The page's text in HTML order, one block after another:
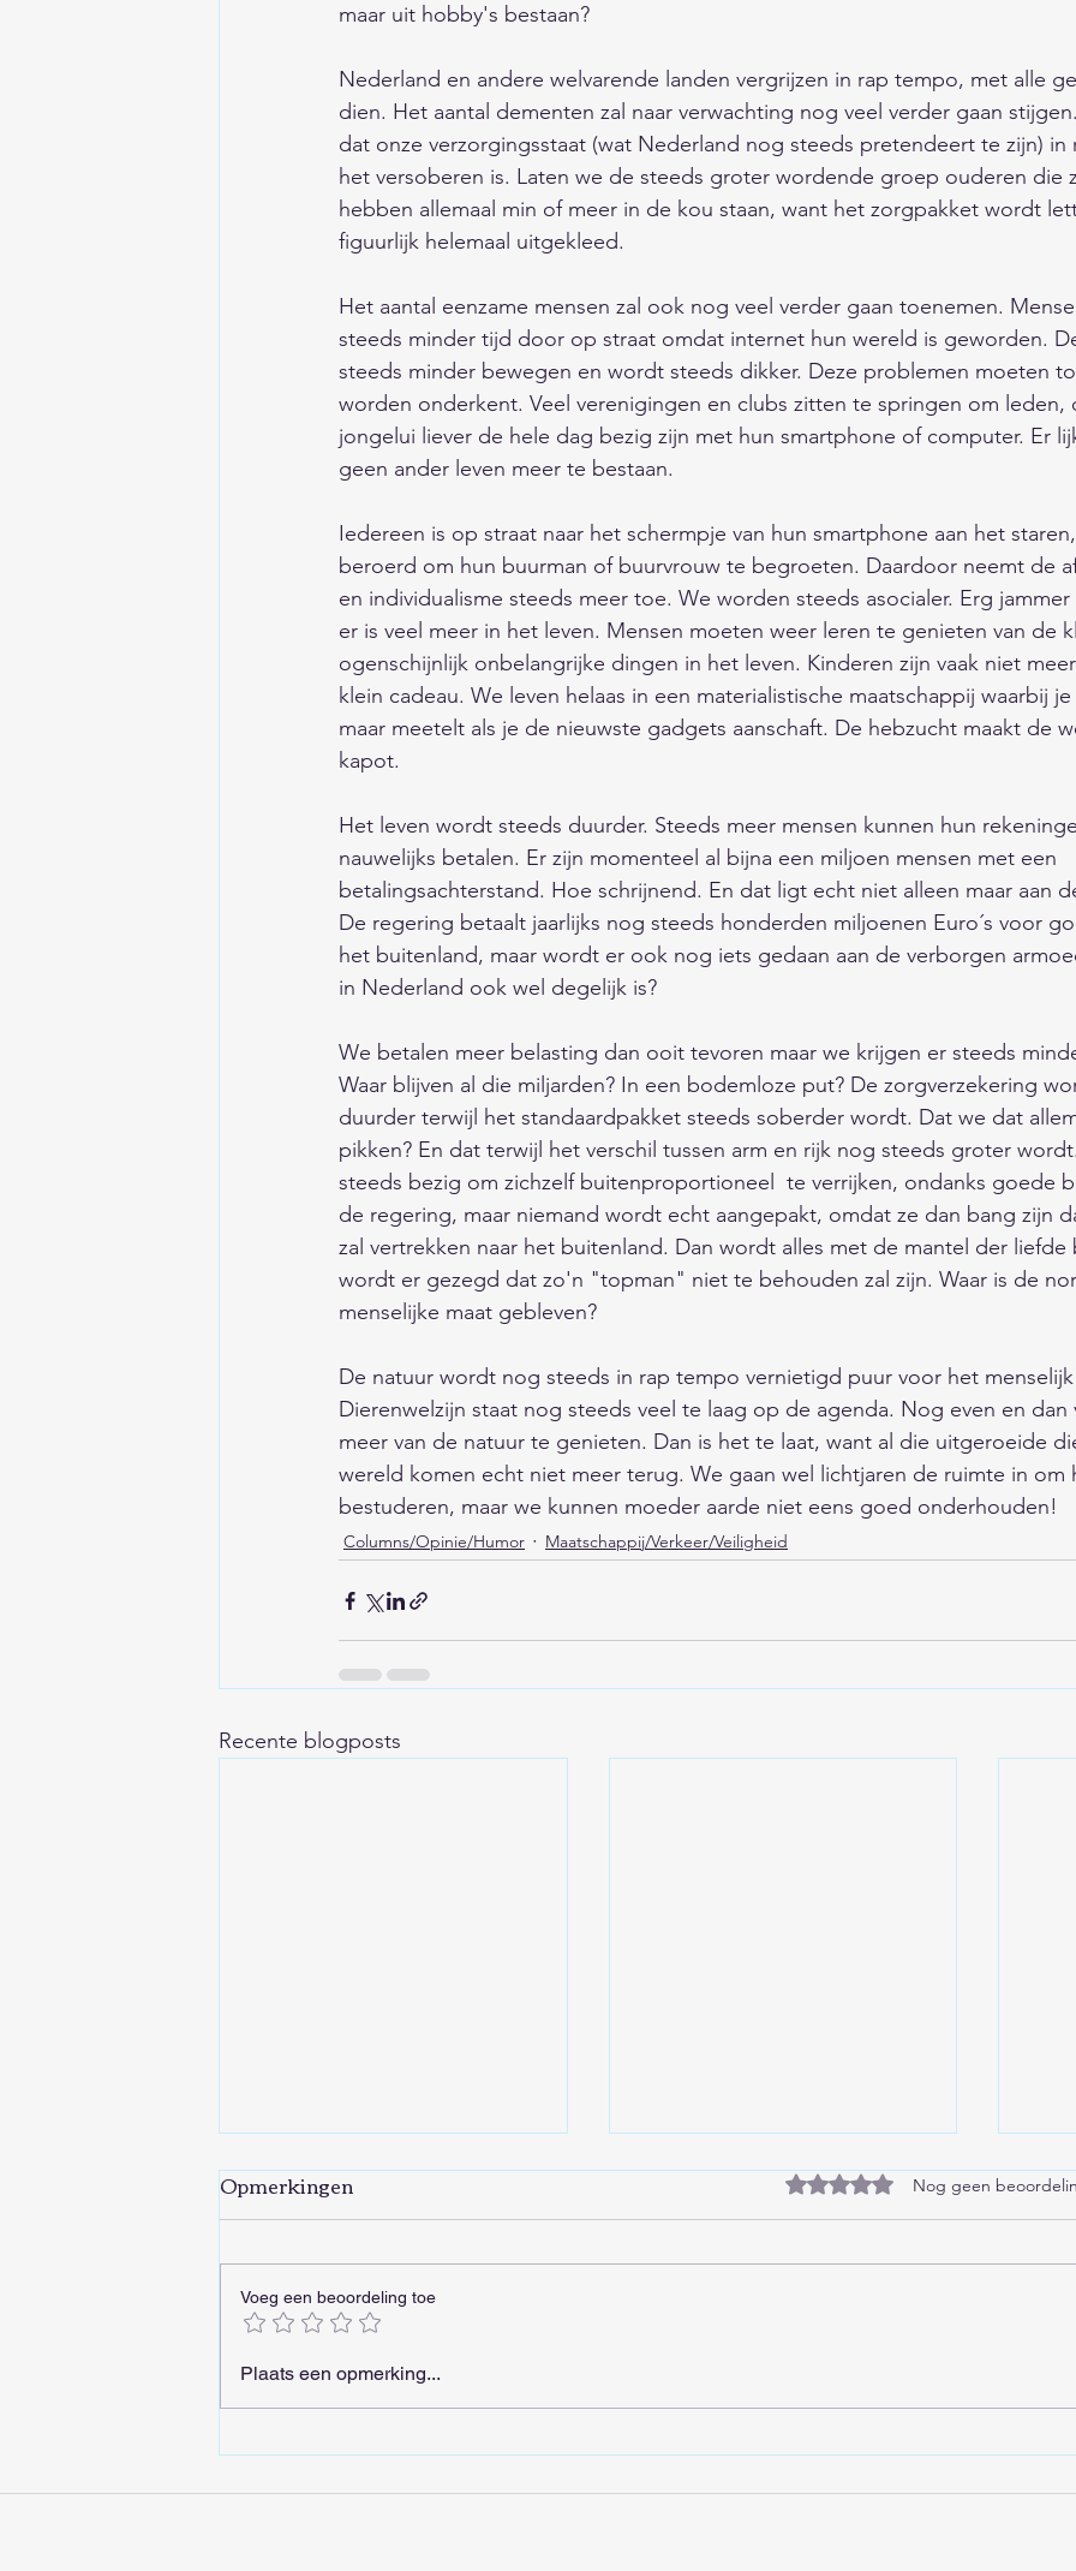
maar uit hobby's bestaan?
Nederland en andere welvarende landen vergrijzen in rap tempo, met alle
dien. Het aantal dementen zal naar verwachting nog veel verder gaan
dat onze verzorgingsstaat (wat Nederland nog steeds pretendeert te zijn)
het versoberen is. Laten we de steeds groter wordende groep ouderen
hebben allemaal min of meer in de kou staan, want het zorgpakket wordt
figuurlijk helemaal uitgekleed.
Het aantal eenzame mensen zal ook nog veel verder gaan toenemen.
steeds minder tijd door op straat omdat internet hun wereld is geworden.
steeds minder bewegen en wordt steeds dikker. Deze problemen moeten
worden onderkent. Veel verenigingen en clubs zitten te springen om
jongelui liever de hele dag bezig zijn met hun smartphone of computer. Er
geen ander leven meer te bestaan.
Iedereen is op straat naar het schermpje van hun smartphone aan het
beroerd om hun buurman of buurvrouw te begroeten. Daardoor neemt de
en individualisme steeds meer toe. We worden steeds asocialer. Erg
er is veel meer in het leven. Mensen moeten weer leren te genieten van de
ogenschijnlijk onbelangrijke dingen in het leven. Kinderen zijn vaak niet
klein cadeau. We leven helaas in een materialistische maatschappij waarbij
maar meetelt als je de nieuwste gadgets aanschaft. De hebzucht maakt de
kapot.
Het leven wordt steeds duurder. Steeds meer mensen kunnen hun
nauwelijks betalen. Er zijn momenteel al bijna een miljoen mensen met een
betalingsachterstand. Hoe schrijnend. En dat ligt echt niet alleen maar aan
De regering betaalt jaarlijks nog steeds honderden miljoenen Euro´s voor
het buitenland, maar wordt er ook nog iets gedaan aan de verborgen
in Nederland ook wel degelijk is?
We betalen meer belasting dan ooit tevoren maar we krijgen er steeds
Waar blijven al die miljarden? In een bodemloze put? De zorgverzekering
duurder terwijl het standaardpakket steeds soberder wordt. Dat we dat
pikken? En dat terwijl het verschil tussen arm en rijk nog steeds groter
steeds bezig om zichzelf buitenproportioneel  te verrijken, ondanks goede
de regering, maar niemand wordt echt aangepakt, omdat ze dan bang zijn
zal vertrekken naar het buitenland. Dan wordt alles met de mantel der
wordt er gezegd dat zo'n "topman" niet te behouden zal zijn. Waar is de
menselijke maat gebleven?
De natuur wordt nog steeds in rap tempo vernietigd puur voor het
Dierenwelzijn staat nog steeds veel te laag op de agenda. Nog even en
meer van de natuur te genieten. Dan is het te laat, want al die uitgeroeide
wereld komen echt niet meer terug. We gaan wel lichtjaren de ruimte in
bestuderen, maar we kunnen moeder aarde niet eens goed onderhouden!
Columns/Opinie/Humor Maatschappij/Verkeer/Veiligheid
Recente blogposts
De Transsiberië-Express is
een treinrit die je nooit
meer zult vergeten
worden ook wel autonome
mensen genoemd
het
Opmerkingen Beoordeeld met 0 uit 5
Nog geen
Voeg een beoordeling toe
Plaats een opmerking...